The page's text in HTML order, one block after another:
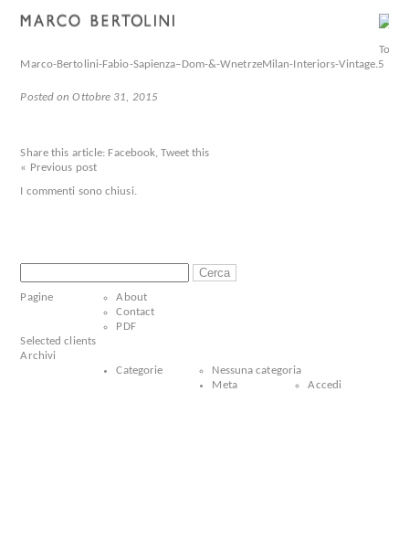
Marco-Bertolini-Fabio-Sapienza–Dom-&-WnetrzeMilan-Interiors-Vintage.5
Posted on Ottobre 31, 2015
Share this article: Facebook,Tweet this
« Previous post
I commenti sono chiusi.
per:
Pagine
About
Contact
PDF
Selected clients
Archivi
Categorie
Nessuna categoria
Meta
Accedi